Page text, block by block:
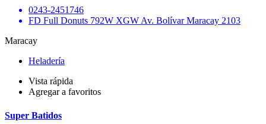
0243-2451746
FD Full Donuts 792W XGW Av. Bolívar Maracay 2103
Maracay
Heladería
Vista rápida
Agregar a favoritos
Super Batidos